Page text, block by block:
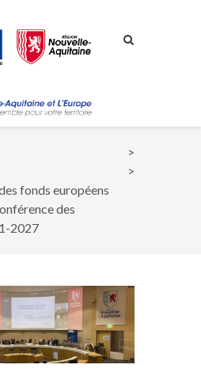
fonds européens
des
2027